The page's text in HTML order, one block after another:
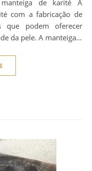
com a fabricação de
que podem oferecer
da pele. A manteiga…